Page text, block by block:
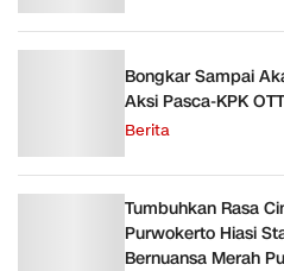
Bongkar Sampai
Aksi Pasca-KPK
Berita
Tumbuhkan Rasa
Purwokerto Hiasi
Bernuansa Merah